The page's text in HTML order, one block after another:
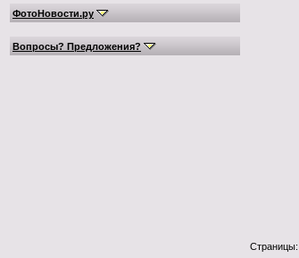
ФотоНовости.ру
Вопросы? Предложения?
Страницы: